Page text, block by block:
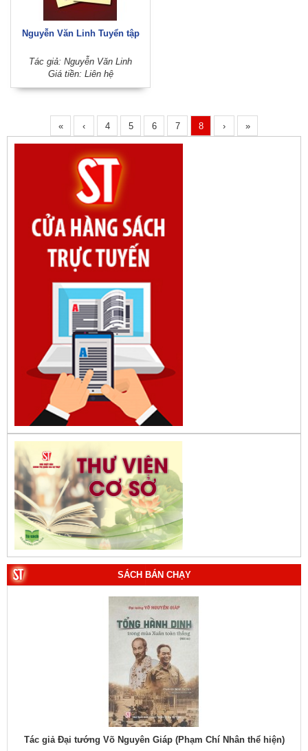
Nguyễn Văn Linh Tuyển tập
Tác giả: Nguyễn Văn Linh
Giá tiền: Liên hệ
« ‹ 4 5 6 7 8 › »
SÁCH BÁN CHẠY
Tác giả Đại tướng Võ Nguyên Giáp (Phạm Chí Nhân thể hiện)
1. Bác Hồ ở Pháp. Tác giả: Bảo tàng Hồ Chí Minh.